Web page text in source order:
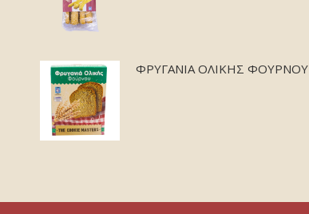
ΦΡΥΓΑΝΙΑ ΟΛΙΚΗΣ ΦΟΥΡΝΟΥ